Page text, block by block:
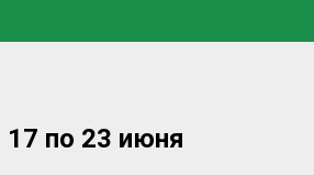
по 23 июня